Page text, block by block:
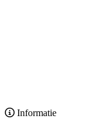
Informatie